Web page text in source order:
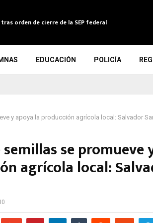
orden de cierre de la SEP federal
EDUCACIÓN POLICÍA
y apoya la producción agrícola local: Salvador
se promueve
agrícola local: